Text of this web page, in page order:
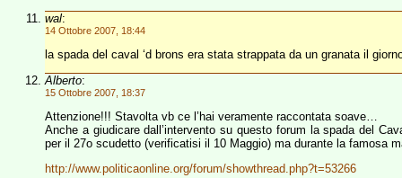
wal:
14 Ottobre 2007, 18:44
la spada del caval ‘d brons era stata strappata da un granata il
Alberto:
15 Ottobre 2007, 18:37
Attenzione!!! Stavolta vb ce l’hai veramente raccontata soave…
Anche a giudicare dall’intervento su questo forum la spada del
per il 27o scudetto (verificatisi il 10 Maggio) ma durante la famosa
http://www.politicaonline.org/forum/showthread.php?t=53266